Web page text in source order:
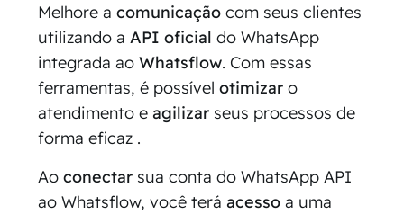
Melhore acomunicaçãocom seus clientes
utilizando aAPI oficial do WhatsApp
integrada aoWhatsflow. Com essas
ferramentas, é possívelotimizaro
atendimento eagilizar seus processos de
forma eficaz .
Aoconectar sua conta do WhatsApp API
ao Whatsflow, você teráacessoa uma